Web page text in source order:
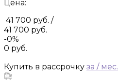
Цена:
41 700 руб. /
41 700 руб.
-0%
0 руб.
Купить в рассрочку за / мес.